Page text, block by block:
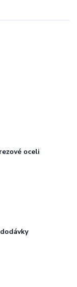
oceli